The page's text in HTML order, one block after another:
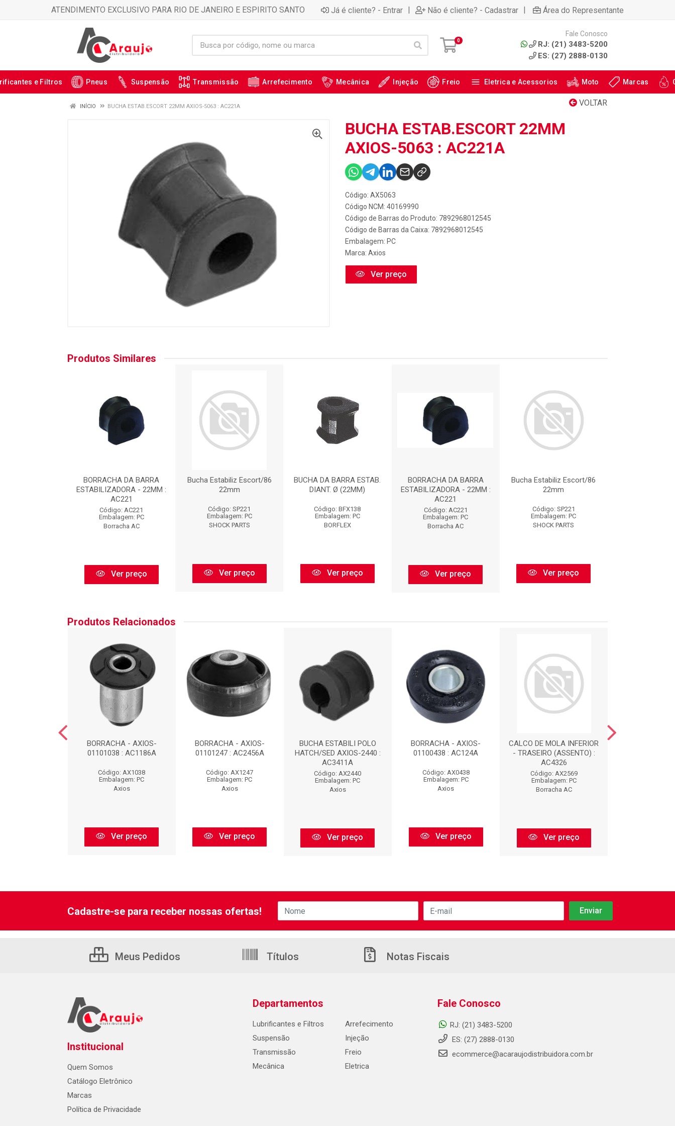
ATENDIMENTO EXCLUSIVO PARA RIO DE JANEIRO E ESPIRITO SANTO Já é cliente? - Entrar | Não é cliente? - Cadastrar | Área do Representante
0
Fale Conosco
RJ: (21) 3483-5200
ES: (27) 2888-0130
e Filtros Pneus Suspensão Transmissão Arrefecimento Mecânica Injeção Freio Eletrica e Acessorios Moto Marcas
VOLTAR
INÍCIO BUCHA ESTAB.ESCORT 22MM AXIOS-5063 : AC221A
BUCHA ESTAB.ESCORT 22MM
AXIOS-5063 : AC221A
Código: AX5063
Código NCM: 40169990
Código de Barras do Produto: 7892968012545
Código de Barras da Caixa: 7892968012545
Embalagem: PC
Marca: Axios
Ver preço
Produtos Similares
BORRACHA DA BARRA
ESTABILIZADORA - 22MM :
AC221
Código: AC221
Embalagem: PC
Borracha AC
Ver preço
Bucha Estabiliz Escort/86
22mm
Código: SP221
Embalagem: PC
SHOCK PARTS
Ver preço
BUCHA DA BARRA ESTAB.
DIANT. Ø (22MM)
Código: BFX138
Embalagem: PC
BORFLEX
Ver preço
BORRACHA DA BARRA
ESTABILIZADORA - 22MM :
AC221
Código: AC221
Embalagem: PC
Borracha AC
Ver preço
Bucha Estabiliz Escort/86
22mm
Código: SP221
Embalagem: PC
SHOCK PARTS
Ver preço
Produtos Relacionados
BORRACHA - AXIOS-
01101038 : AC1186A
Código: AX1038
Embalagem: PC
Axios
Ver preço
BORRACHA - AXIOS-
01101247 : AC2456A
Código: AX1247
Embalagem: PC
Axios
Ver preço
BUCHA ESTABILI POLO
HATCH/SED AXIOS-2440 :
AC3411A
Código: AX2440
Embalagem: PC
Axios
Ver preço
BORRACHA - AXIOS-
01100438 : AC124A
Código: AX0438
Embalagem: PC
Axios
Ver preço
CALCO DE MOLA INFERIOR
- TRASEIRO (ASSENTO) :
AC4326
Código: AX2569
Embalagem: PC
Borracha AC
Ver preço
Cadastre-se para receber nossas ofertas!
Meus Pedidos Títulos Notas Fiscais
Institucional
Quem Somos
Catálogo Eletrônico
Marcas
Política de Privacidade
Departamentos
Lubrificantes e Filtros
Suspensão
Transmissão
Mecânica
Arrefecimento
Injeção
Freio
Eletrica
Fale Conosco
RJ: (21) 3483-5200
ES: (27) 2888-0130
ecommerce@acaraujodistribuidora.com.br